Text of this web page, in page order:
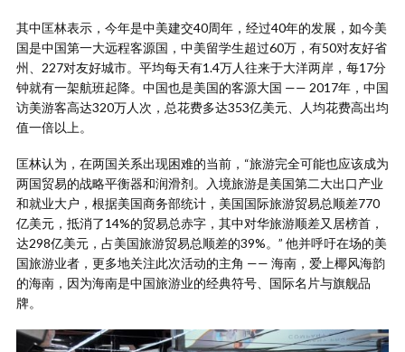
其中匡林表示，今年是中美建交40周年，经过40年的发展，如今美
国是中国第一大远程客源国，中美留学生超过60万，有50对友好省
州、227对友好城市。平均每天有1.4万人往来于大洋两岸，每17分
钟就有一架航班起降。中国也是美国的客源大国 —— 2017年，中国
访美游客高达320万人次，总花费多达353亿美元、人均花费高出均
值一倍以上。
匡林认为，在两国关系出现困难的当前，“旅游完全可能也应该成为
两国贸易的战略平衡器和润滑剂。入境旅游是美国第二大出口产业
和就业大户，根据美国商务部统计，美国国际旅游贸易总顺差770
亿美元，抵消了14%的贸易总赤字，其中对华旅游顺差又居榜首，
达298亿美元，占美国旅游贸易总顺差的39%。” 他并呼吁在场的美
国旅游业者，更多地关注此次活动的主角 —— 海南，爱上椰风海韵
的海南，因为海南是中国旅游业的经典符号、国际名片与旗舰品
牌。